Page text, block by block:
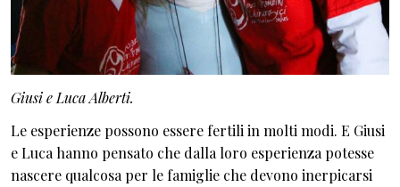
Giusi e Luca Alberti.
Le esperienze possono essere fertili in molti modi. E Giusi
e Luca hanno pensato che dalla loro esperienza potesse
nascere qualcosa per le famiglie che devono inerpicarsi